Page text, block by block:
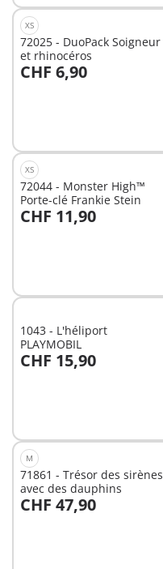
XS
72025 - DuoPack Soigneur
et rhinocéros
CHF 6,90
Au panier
XS
72044 - Monster High™
Porte-clé Frankie Stein
CHF 11,90
Au panier
1043 - L'héliport
PLAYMOBIL
CHF 15,90
Au panier
M
71861 - Trésor des sirènes
avec des dauphins
CHF 47,90
Au panier